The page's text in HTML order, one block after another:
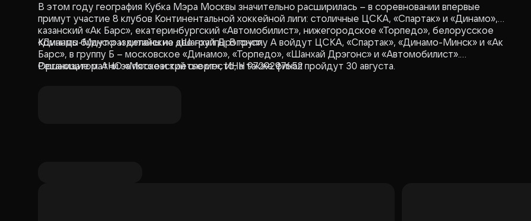
В этом году география Кубка Мэра Москвы значительно расширилась – в соревновании впервые
примут участие 8 клубов Континентальной хоккейной лиги: столичные ЦСКА, «Спартак» и «Динамо»,
казанский «Ак Барс», екатеринбургский «Автомобилист», нижегородское «Торпедо», белорусское
«Динамо-Минск» и китайские «Шанхай Дрэгонс».
Команды будут разделены на две группы. В группу А войдут ЦСКА, «Спартак», «Динамо-Минск» и «Ак
Барс», в группу Б – московское «Динамо», «Торпедо», «Шанхай Дрэгонс» и «Автомобилист».
Решающие матчи за пятое и третье место, а также финал пройдут 30 августа.
Организатор: АНО «Московский спорт», ИНН 9729297652